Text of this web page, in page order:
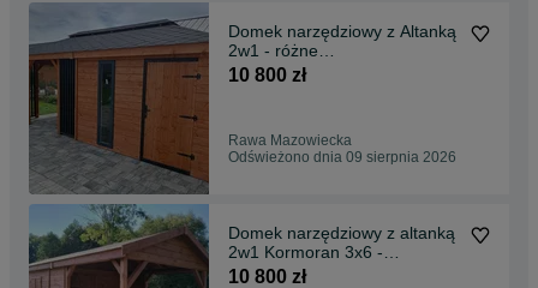
Domek narzędziowy z Altanką
2w1 - różne
rozmiary/Altana/Wiata/Garaż
10 800 zł
Rawa Mazowiecka
Odświeżono dnia 09 sierpnia 2026
Domek narzędziowy z altanką
2w1 Kormoran 3x6 -
Altany/Domki narzędziowe
10 800 zł